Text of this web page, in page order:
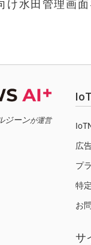
け水田管理画面
ジーンが運営
広
プ
特
お
サ